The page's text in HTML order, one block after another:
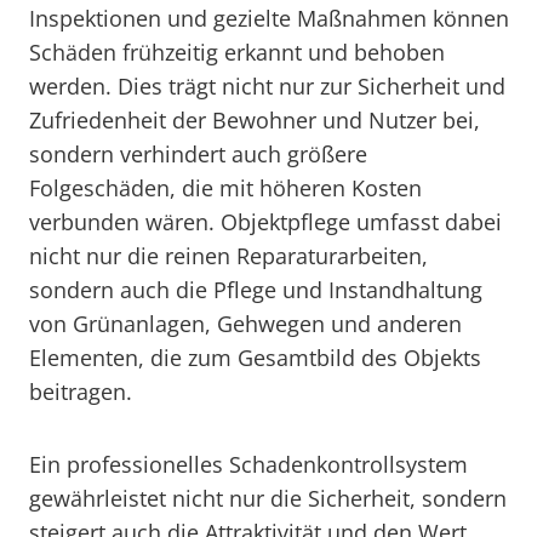
Inspektionen und gezielte Maßnahmen können
Schäden frühzeitig erkannt und behoben
werden. Dies trägt nicht nur zur Sicherheit und
Zufriedenheit der Bewohner und Nutzer bei,
sondern verhindert auch größere
Folgeschäden, die mit höheren Kosten
verbunden wären. Objektpflege umfasst dabei
nicht nur die reinen Reparaturarbeiten,
sondern auch die Pflege und Instandhaltung
von Grünanlagen, Gehwegen und anderen
Elementen, die zum Gesamtbild des Objekts
beitragen.
Ein professionelles Schadenkontrollsystem
gewährleistet nicht nur die Sicherheit, sondern